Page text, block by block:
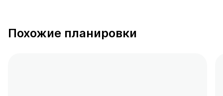
Похожие планировки